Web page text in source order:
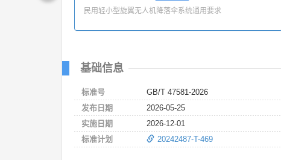
民用轻小型旋翼无人机降落伞系统通用要求
基础信息
标准号
GB/T 47581-2026
发布日期
2026-05-25
实施日期
2026-12-01
标准计划
20242487-T-469